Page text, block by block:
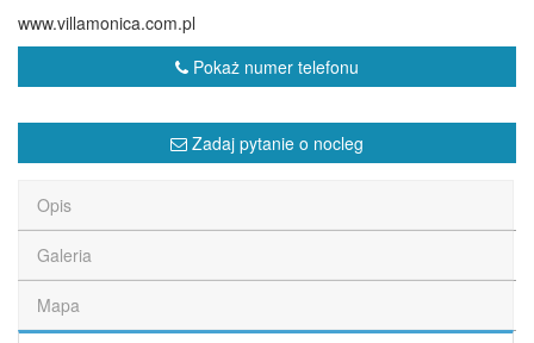
www.villamonica.com.pl
Pokaż numer telefonu
Zadaj pytanie o nocleg
Opis
Galeria
Mapa